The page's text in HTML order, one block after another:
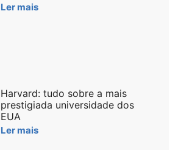
Ler mais
Harvard: tudo sobre a mais
prestigiada universidade dos
EUA
Ler mais